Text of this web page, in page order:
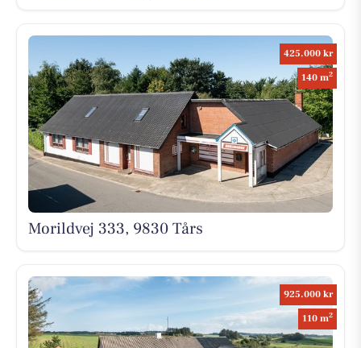
425.000 kr
140 m2
Morildvej 333, 9830 Tårs
925.000 kr
110 m2